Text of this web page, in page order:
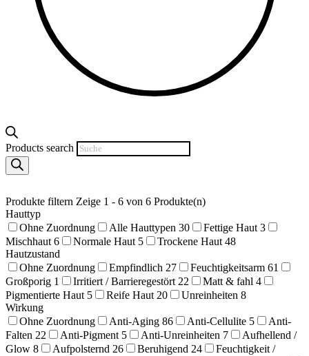
Products search
Produkte filtern Zeige 1 - 6 von 6 Produkte(n)
Hauttyp
Ohne Zuordnung
Alle Hauttypen 30 Fettige Haut 3
Mischhaut 6 Normale Haut 5 Trockene Haut 48
Hautzustand
Ohne Zuordnung
Empfindlich 27 Feuchtigkeitsarm 61
Großporig 1 Irritiert / Barrieregestört 22 Matt & fahl 4
Pigmentierte Haut 5 Reife Haut 20 Unreinheiten 8
Wirkung
Ohne Zuordnung
Anti-Aging 86 Anti-Cellulite 5
Anti-
Falten 22 Anti-Pigment 5 Anti-Unreinheiten 7
Aufhellend /
Glow 8 Aufpolsternd 26 Beruhigend 24
Feuchtigkeit /